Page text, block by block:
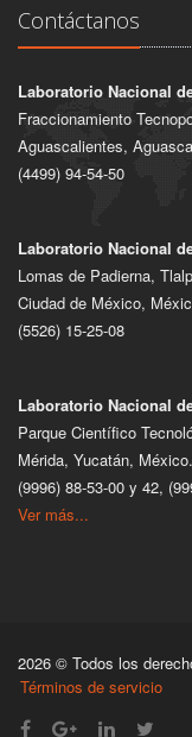
Contáctanos
Laboratorio Nacional
Fraccionamiento
Aguascalientes,
(4499) 94-54-50
Laboratorio Nacional
Lomas de Padierna,
Ciudad de México,
(5526) 15-25-08
Laboratorio Nacional
Parque Científico
Mérida, Yucatán, México.
(9996) 88-53-00 y 42,
Ver más...
2026 © Todos los
Términos de servicio